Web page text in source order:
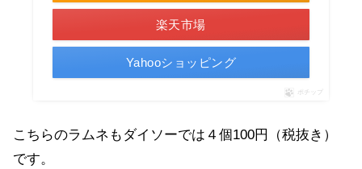
楽天市場
Yahooショッピング
ポチップ
こちらのラムネもダイソーでは４個100円（税抜き）
です。